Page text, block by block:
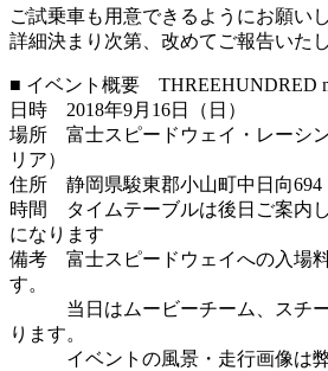
ご試乗車も用意できるようにお願い
詳細決まり次第、改めてご報告いたし
■ イベント概要 THREEHUNDRED
日時 2018年9月16日（日）
場所 富士スピードウェイ・レーシ
リア）
住所 静岡県駿東郡小山町中日向694
時間 タイムテーブルは後日ご案内
になります
備考 富士スピードウェイへの入場
す。
当日はムービーチーム、スチー
ります。
イベントの風景・走行画像は弊